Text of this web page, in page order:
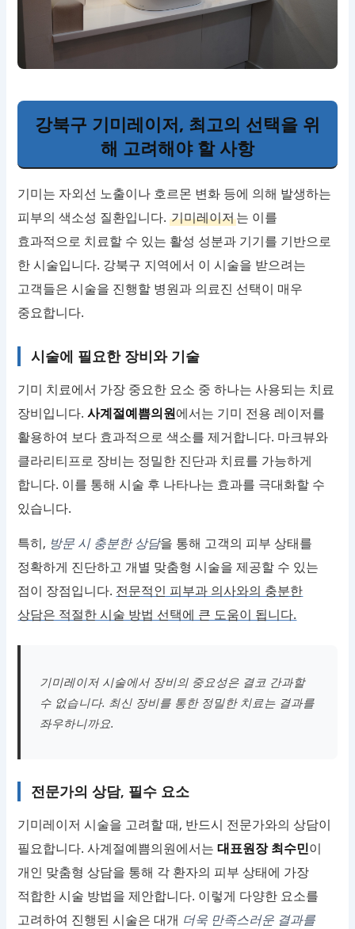
강북구 기미레이저, 최고의 선택을 위
해 고려해야 할 사항
기미는 자외선 노출이나 호르몬 변화 등에 의해 발생하는
피부의 색소성 질환입니다.기미레이저는 이를
효과적으로 치료할 수 있는 활성 성분과 기기를 기반으로
한 시술입니다. 강북구 지역에서 이 시술을 받으려는
고객들은 시술을 진행할 병원과 의료진 선택이 매우
중요합니다.
시술에 필요한 장비와 기술
기미 치료에서 가장 중요한 요소 중 하나는 사용되는 치료
장비입니다.사계절예쁨의원에서는 기미 전용 레이저를
활용하여 보다 효과적으로 색소를 제거합니다. 마크뷰와
클라리티프로 장비는 정밀한 진단과 치료를 가능하게
합니다. 이를 통해 시술 후 나타나는 효과를 극대화할 수
있습니다.
특히, 방문 시 충분한 상담을 통해 고객의 피부 상태를
정확하게 진단하고 개별 맞춤형 시술을 제공할 수 있는
점이 장점입니다. 전문적인 피부과 의사와의 충분한
상담은 적절한 시술 방법 선택에 큰 도움이 됩니다.
기미레이저 시술에서 장비의 중요성은 결코 간과할
수 없습니다. 최신 장비를 통한 정밀한 치료는 결과를
좌우하니까요.
전문가의 상담, 필수 요소
기미레이저 시술을 고려할 때, 반드시 전문가와의 상담이
필요합니다. 사계절예쁨의원에서는대표원장 최수민이
개인 맞춤형 상담을 통해 각 환자의 피부 상태에 가장
적합한 시술 방법을 제안합니다. 이렇게 다양한 요소를
고려하여 진행된 시술은 대개 더욱 만족스러운 결과를